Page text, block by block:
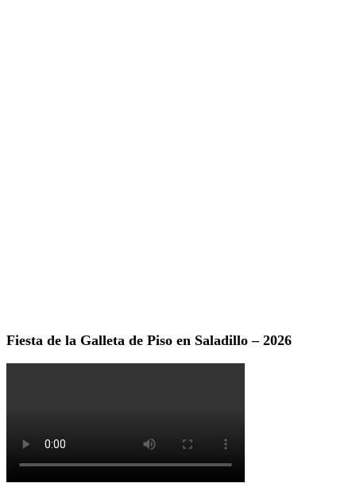
Fiesta de la Galleta de Piso en Saladillo – 2026